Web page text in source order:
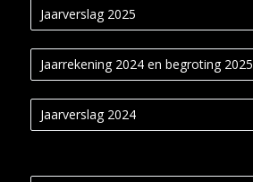
Jaarverslag 2025
Jaarrekening 2024 en begroting 2025
Jaarverslag 2024